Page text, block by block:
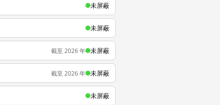
未屏蔽
未屏蔽
截至 2026 年 未屏蔽
截至 2026 年 未屏蔽
未屏蔽